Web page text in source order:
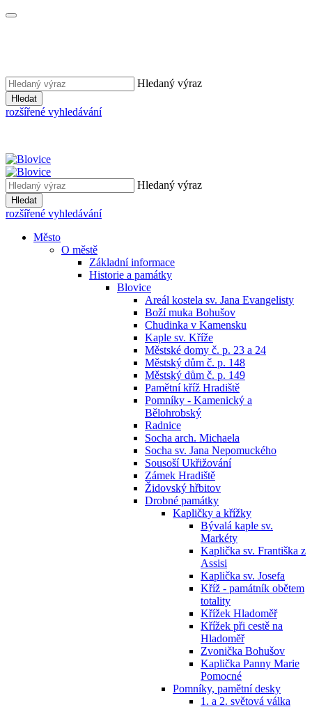
Hledaný výraz
Hledat
rozšířené vyhledávání
Hledaný výraz
Hledat
rozšířené vyhledávání
Město
O městě
Základní informace
Historie a památky
Blovice
Areál kostela sv. Jana Evangelisty
Boží muka Bohušov
Chudinka v Kamensku
Kaple sv. Kříže
Městské domy č. p. 23 a 24
Městský dům č. p. 148
Městský dům č. p. 149
Pamětní kříž Hradiště
Pomníky - Kamenický a
Bělohrobský
Radnice
Socha arch. Michaela
Socha sv. Jana Nepomuckého
Sousoší Ukřižování
Zámek Hradiště
Židovský hřbitov
Drobné památky
Kapličky a křížky
Bývalá kaple sv.
Markéty
Kaplička sv. Františka z
Assisi
Kaplička sv. Josefa
Kříž - památník obětem
totality
Křížek Hladoměř
Křížek při cestě na
Hladoměř
Zvonička Bohušov
Kaplička Panny Marie
Pomocné
Pomníky, pamětní desky
1. a 2. světová válka